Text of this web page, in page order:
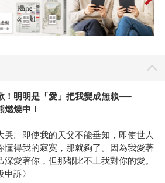
！明明是「愛」把我變成無賴──
燃燒中！
哭。即使我的天父不能垂知，即使世人
懂得我的寂寞，那就夠了。因為我愛著
愛著你，但那都比不上我對你的愛。
訴〉